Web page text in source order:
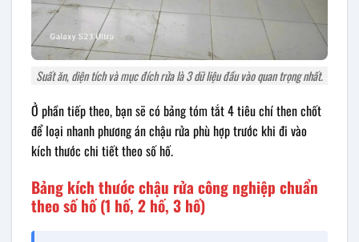
Suất ăn, diện tích và mục đích rửa là 3 dữ liệu đầu vào quan trọng nhất.
Ở phần tiếp theo, bạn sẽ có bảng tóm tắt 4 tiêu chí then chốt
để loại nhanh phương án chậu rửa phù hợp trước khi đi vào
kích thước chi tiết theo số hố.
Bảng kích thước chậu rửa công nghiệp chuẩn
theo số hố (1 hố, 2 hố, 3 hố)